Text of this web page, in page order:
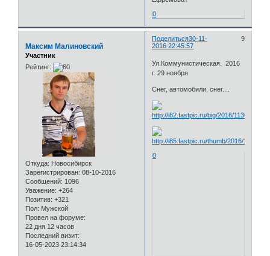
0
Поделиться 9
30-11-
2016 22:45:57
Максим Малиновский
Участник
Рейтинг:
Откуда: Новосибирск
Зарегистрирован: 08-10-2016
Сообщений: 1096
Уважение: +264
Позитив: +321
Пол: Мужской
Провел на форуме:
22 дня 12 часов
Последний визит:
16-05-2023 23:14:34
Ул.Коммунистическая. 2016
г. 29 ноября
Снег, автомобили, снег....
0